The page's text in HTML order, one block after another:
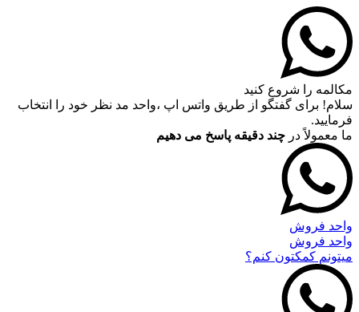
مکالمه را شروع کنید
سلام! برای گفتگو از طریق واتس اپ ،واحد مد نظر خود را انتخاب
فرمایید.
ما معمولاً در چند دقیقه پاسخ می دهیم
واحد فروش
واحد فروش
میتونم کمکتون کنم؟